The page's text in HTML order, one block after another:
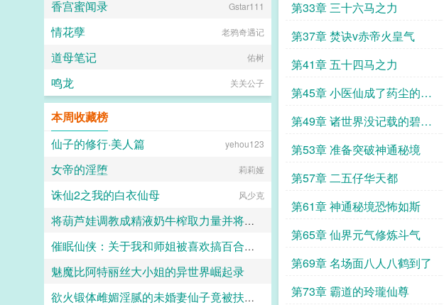
第33章 三十六马之力
第37章 焚诀v赤帝火皇气
第41章 五十四马之力
第45章 小医仙成了药尘的弟
子
第49章 诸世界没记载的碧蛇
三花瞳 第53章 准备突破神通秘境
第57章 二五仔华天都
第61章 神通秘境恐怖如斯
第65章 仙界元气修炼斗气
第69章 名场面八人八鹤到了
第73章 霸道的玲瓏仙尊
香宫蜜闻录 Gstar111
情花孽 老鸦奇遇记
道母笔记 佑树
鸣龙 关关公子
本周收藏榜
仙子的修行·美人篇
yehou123
女帝的淫堕 莉莉娅
诛仙2之我的白衣仙母 风少克
将葫芦娃调教成精液奶牛榨取力量并将葫芦妹与小蝴蝶淫堕与山神乱伦并且封印一统世界的蛇精
sakuragostop
催眠仙侠：关于我和师姐被喜欢搞百合女同的美艳狐妖绑架后想办法反杀并双飞开后宫的故事
魅魔比阿特丽丝大小姐的异世界崛起录
万月锦
欲火锻体雌媚淫腻的未婚妻仙子竟被扶她妙龄书童操成淫贱母猪鸡巴套子